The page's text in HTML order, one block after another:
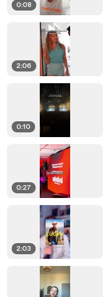
0:08
2:06
0:10
0:27
2:03